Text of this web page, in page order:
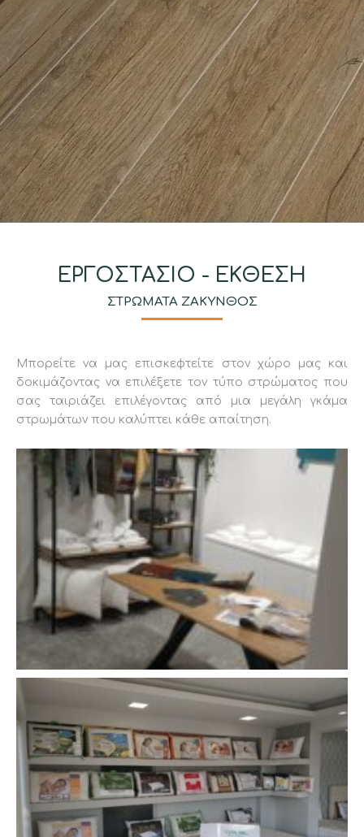
ΕΡΓΟΣΤΑΣΙΟ - ΕΚΘΕΣΗ
ΣΤΡΩΜΑΤΑ ΖΑΚΥΝΘΟΣ
Μπορείτε να μας επισκεφτείτε στον χώρο μας και
δοκιμάζοντας να επιλέξετε τον τύπο στρώματος που
σας ταιριάζει επιλέγοντας από μια μεγάλη γκάμα
στρωμάτων που καλύπτει κάθε απαίτηση.